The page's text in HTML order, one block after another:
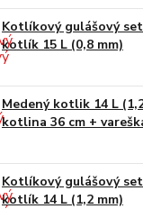
Kotlíkový gulášový set
kotlík 15 L (0,8 mm)
Medený kotlik 14 L
kotlina 36 cm +
Kotlíkový gulášový set
kotlík 14 L (1,2 mm)